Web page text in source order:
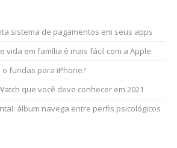
sistema de pagamentos em seus apps
vida em família é mais fácil com a Apple
o fundas para iPhone?
que você deve conhecer em 2021
álbum navega entre perfis psicológicos